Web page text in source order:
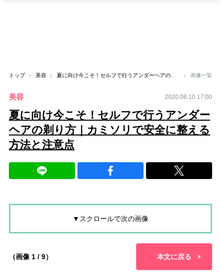
トップ 美容 夏に向け今こそ！セルフで行うアンダーヘアの剃り方｜カミソリで安全に整える方法と注意点 画像一覧
美容 2020.06.10 17:00
夏に向け今こそ！セルフで行うアンダー
ヘアの剃り方｜カミソリで安全に整える
方法と注意点
▼スクロールで次の画像
（画像 1 / 9） 本文に戻る